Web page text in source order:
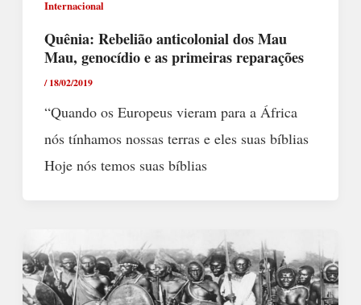
Internacional
Quênia: Rebelião anticolonial dos Mau
Mau, genocídio e as primeiras reparações
/18/02/2019
“Quando os Europeus vieram para a África
nós tínhamos nossas terras e eles suas bíblias
Hoje nós temos suas bíblias